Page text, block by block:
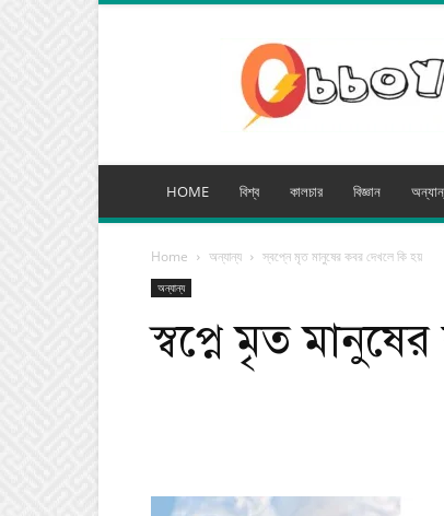
মিডিয়া
HOME বিশ্ব কালচার বিজ্ঞান
Home অন্যান্য স্বপ্নে মৃত মানুষের কবর দেখলে কি হয়
অন্যান্য
স্বপ্নে মৃত